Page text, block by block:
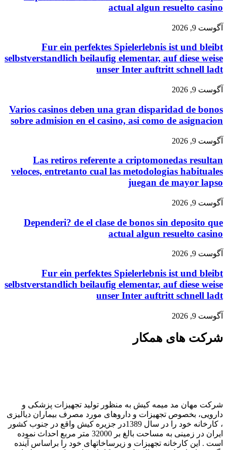
actual algun resuelto casino
آگوست 9, 2026
Fur ein perfektes Spielerlebnis ist und bleibt
selbstverstandlich beilaufig elementar, auf diese weise
unser Inter auftritt schnell ladt
آگوست 9, 2026
Varios casinos deben una gran disparidad de bonos
sobre admision en el casino, asi como de asignacion
آگوست 9, 2026
Las retiros referente a criptomonedas resultan
veloces, entretanto cual las metodologias habituales
juegan de mayor lapso
آگوست 9, 2026
Dependeri? de el clase de bonos sin deposito que
actual algun resuelto casino
آگوست 9, 2026
Fur ein perfektes Spielerlebnis ist und bleibt
selbstverstandlich beilaufig elementar, auf diese weise
unser Inter auftritt schnell ladt
آگوست 9, 2026
شرکت های همکار
شرکت مهان مد میمه کیش به منظور تولید تجهیزات پزشکی و
دارویی، بخصوص تجهیزات و داروهای مورد مصرف بیماران دیالیزی
، کارخانه خود را در سال 1389در جزیره کیش واقع در جنوب کشور
ایران در زمینی به مساحت بالغ بر 32000 متر مربع احداث نموده
است . این کارخانه تجهیزات و زیرساخاتهای خود را براساس آینده